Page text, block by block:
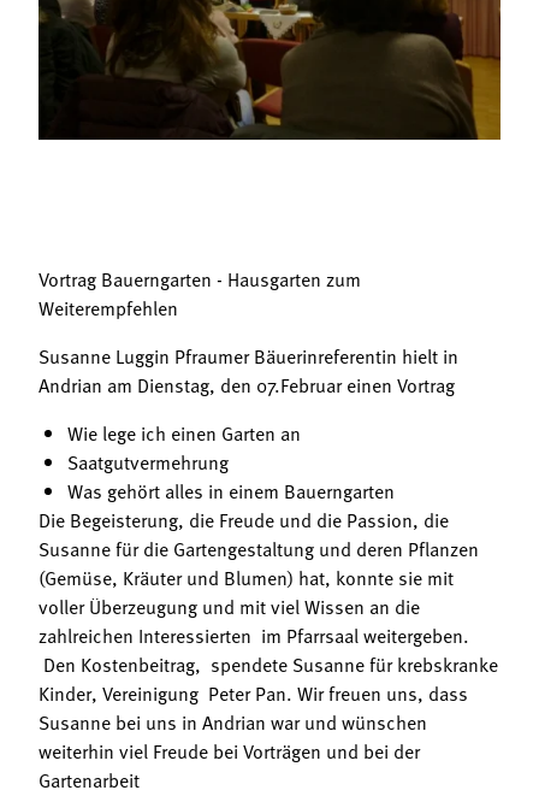
Mitgliedschaft
Landessekretariat
Bäuerliche Buffets
Hofgeschichten
Vortrag Bauerngarten - Hausgarten zum
Weiterempfehlen
Susanne Luggin Pfraumer Bäuerinreferentin hielt in
Andrian am Dienstag, den 07.Februar einen Vortrag
Wie lege ich einen Garten an
Saatgutvermehrung
Was gehört alles in einem Bauerngarten
Die Begeisterung, die Freude und die Passion, die
Susanne für die Gartengestaltung und deren Pflanzen
(Gemüse, Kräuter und Blumen) hat, konnte sie mit
voller Überzeugung und mit viel Wissen an die
zahlreichen Interessierten im Pfarrsaal weitergeben.
Den Kostenbeitrag, spendete Susanne für krebskranke
Kinder, Vereinigung Peter Pan. Wir freuen uns, dass
Susanne bei uns in Andrian war und wünschen
weiterhin viel Freude bei Vorträgen und bei der
Gartenarbeit